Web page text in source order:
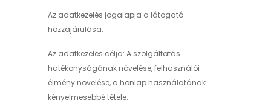
Az adatkezelés jogalapja a látogató
hozzájárulása.
Az adatkezelés célja: A szolgáltatás
hatékonyságának növelése, felhasználói
élmény növelése, a honlap használatának
kényelmesebbé tétele.